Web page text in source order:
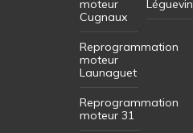
moteur
Cugnaux
Reprogrammation
moteur
Launaguet
Reprogrammation
moteur 31
Léguevin